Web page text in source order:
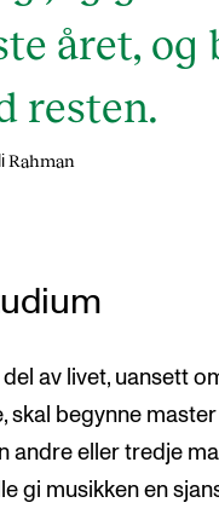
året, og
resten.
Rahman
av livet, uansett
skal begynne
andre eller tredje
gi musikken en